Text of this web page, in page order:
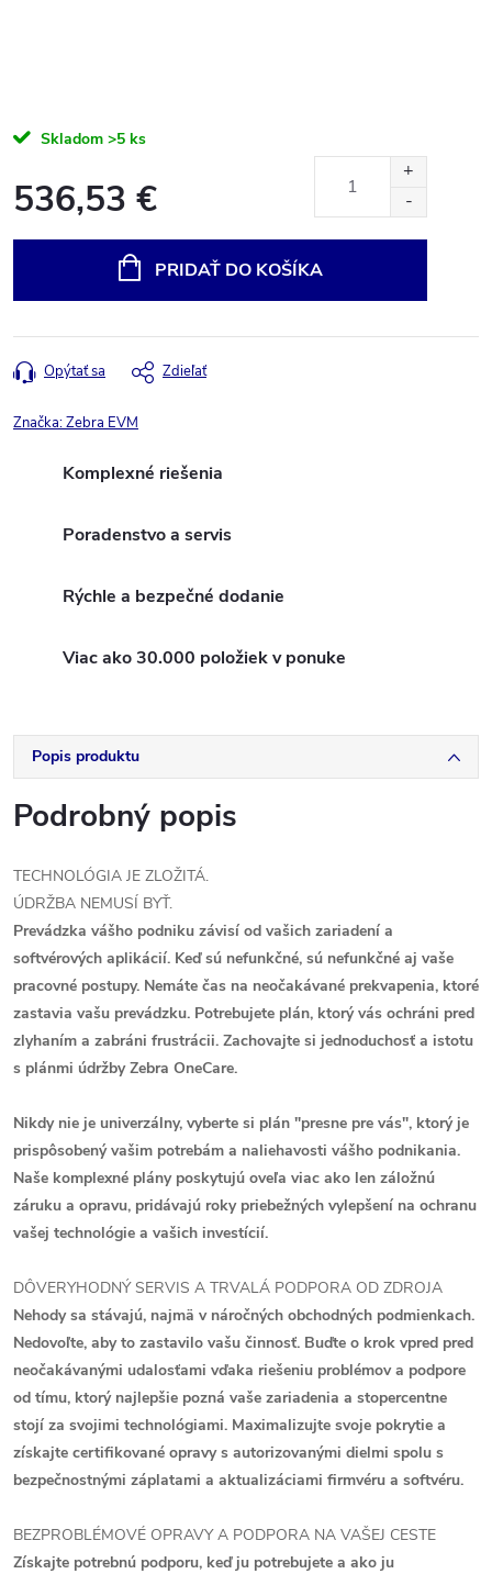
Skladom >5 ks
536,53 €
PRIDAŤ DO KOŠÍKA
Opýtať sa Zdieľať
Značka:Zebra EVM
Komplexné riešenia
Poradenstvo a servis
Rýchle a bezpečné dodanie
Viac ako 30.000 položiek v ponuke
Popis produktu
Podrobný popis
TECHNOLÓGIA JE ZLOŽITÁ.
ÚDRŽBA NEMUSÍ BYŤ.
Prevádzka vášho podniku závisí od vašich zariadení a
softvérových aplikácií. Keď sú nefunkčné, sú nefunkčné aj vaše
pracovné postupy. Nemáte čas na neočakávané prekvapenia, ktoré
zastavia vašu prevádzku. Potrebujete plán, ktorý vás ochráni pred
zlyhaním a zabráni frustrácii. Zachovajte si jednoduchosť a istotu
s plánmi údržby Zebra OneCare.
Nikdy nie je univerzálny, vyberte si plán "presne pre vás", ktorý je
prispôsobený vašim potrebám a naliehavosti vášho podnikania.
Naše komplexné plány poskytujú oveľa viac ako len záložnú
záruku a opravu, pridávajú roky priebežných vylepšení na ochranu
vašej technológie a vašich investícií.
DÔVERYHODNÝ SERVIS A TRVALÁ PODPORA OD ZDROJA
Nehody sa stávajú, najmä v náročných obchodných podmienkach.
Nedovoľte, aby to zastavilo vašu činnosť. Buďte o krok vpred pred
neočakávanými udalosťami vďaka riešeniu problémov a podpore
od tímu, ktorý najlepšie pozná vaše zariadenia a stopercentne
stojí za svojimi technológiami. Maximalizujte svoje pokrytie a
získajte certifikované opravy s autorizovanými dielmi spolu s
bezpečnostnými záplatami a aktualizáciami firmvéru a softvéru.
BEZPROBLÉMOVÉ OPRAVY A PODPORA NA VAŠEJ CESTE
Získajte potrebnú podporu, keď ju potrebujete a ako ju